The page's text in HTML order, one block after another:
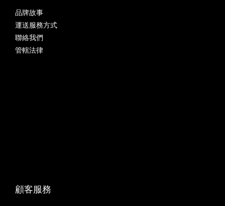
品牌故事
運送服務方式
聯絡我們
管轄法律
顧客服務